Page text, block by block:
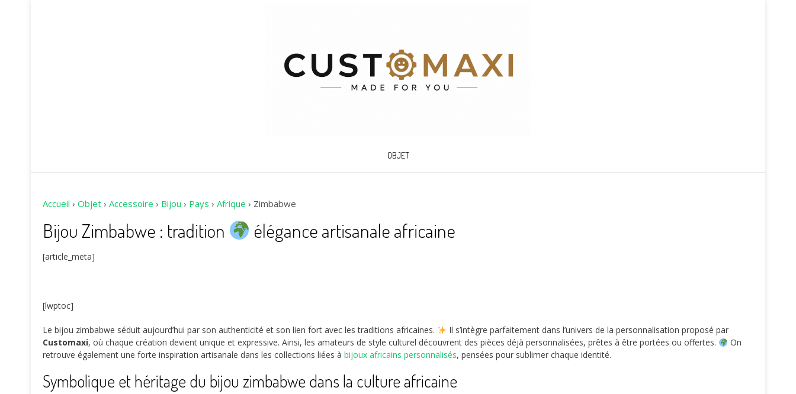
OBJET
Accueil › Objet › Accessoire › Bijou › Pays › Afrique › Zimbabwe
Bijou Zimbabwe : tradition élégance artisanale africaine
[article_meta]
[lwptoc]
Le bijou zimbabwe séduit aujourd’hui par son authenticité et son lien fort avec les traditions africaines.
Il s’intègre parfaitement dans l’univers de la personnalisation proposé par
Customaxi, où chaque création devient unique et expressive. Ainsi, les amateurs de style culturel découvrent des pièces déjà personnalisées, prêtes à être portées ou offertes.
On
retrouve également une forte inspiration artisanale dans les collections liées à bijoux africains personnalisés, pensées pour sublimer chaque identité.
Symbolique et héritage du bijou zimbabwe dans la culture africaine